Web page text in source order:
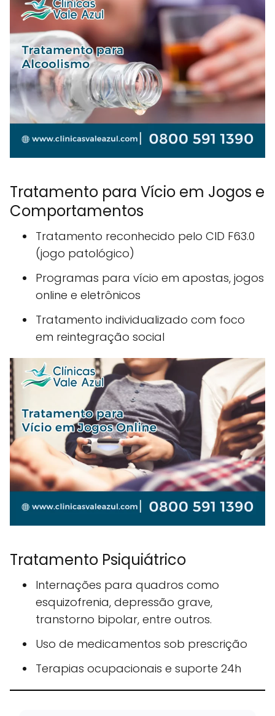
Tratamento para Vício em Jogos e
Comportamentos
Tratamento reconhecido pelo CID F63.0
(jogo patológico)
Programas para vício em apostas, jogos
online e eletrônicos
Tratamento individualizado com foco
em reintegração social
Tratamento Psiquiátrico
Internações para quadros como
esquizofrenia, depressão grave,
transtorno bipolar, entre outros.
Uso de medicamentos sob prescrição
Terapias ocupacionais e suporte 24h